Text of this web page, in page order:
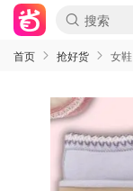
首页 抢好货 女鞋